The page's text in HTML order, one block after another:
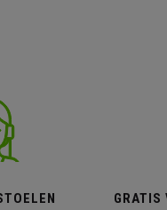
GRATIS